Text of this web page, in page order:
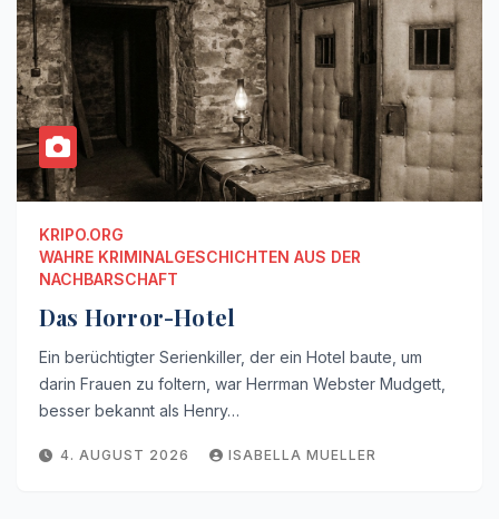
KRIPO.ORG
WAHRE KRIMINALGESCHICHTEN AUS DER
NACHBARSCHAFT
Das Horror-Hotel
Ein berüchtigter Serienkiller, der ein Hotel baute, um
darin Frauen zu foltern, war Herrman Webster Mudgett,
besser bekannt als Henry…
4. AUGUST 2026 ISABELLA MUELLER